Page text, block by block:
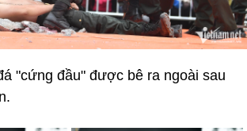
"cứng đầu" được bê ra ngoài sau